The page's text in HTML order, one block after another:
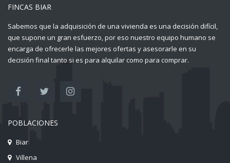
FINCAS BIAR
Sabemos que la adquisición de una vivienda es una decisión difícil,
que supone un gran esfuerzo, por eso nuestro equipo humano se
encarga de ofrecerle las mejores ofertas y asesorarle en su
decisión final tanto si es para alquilar como para comprar.
POBLACIONES
Biar
Villena